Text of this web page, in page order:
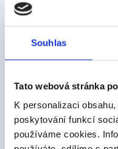
Souhlas
Tato webová stránka
K personalizaci
poskytování funkcí
používáme cookies.
Cílem našich
a
Naším hlavním cílem
vás pobaví, něco vás
muset nutit. Takové
a dáte jim večer